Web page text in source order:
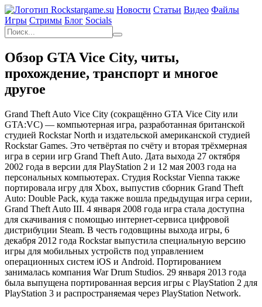
Новости Статьи Видео Файлы
Игры Cтримы Блог Socials
Обзор GTA Vice City, читы,
прохождение, транспорт и многое
другое
Grand Theft Auto Vice City (сокращённо GTA Vice City или
GTA:VC) — компьютерная игра, разработанная британской
студией Rockstar North и издательской американской студией
Rockstar Games. Это четвёртая по счёту и вторая трёхмерная
игра в серии игр Grand Theft Auto. Дата выхода 27 октября
2002 года в версии для PlayStation 2 и 12 мая 2003 года на
персональных компьютерах. Студия Rockstar Vienna также
портировала игру для Xbox, выпустив сборник Grand Theft
Auto: Double Pack, куда также вошла предыдущая игра серии,
Grand Theft Auto III. 4 января 2008 года игра стала доступна
для скачивания с помощью интернет-сервиса цифровой
дистрибуции Steam. В честь годовщины выхода игры, 6
декабря 2012 года Rockstar выпустила специальную версию
игры для мобильных устройств под управлением
операционных систем iOS и Android. Портированием
занималась компания War Drum Studios. 29 января 2013 года
была выпущена портированная версия игры с PlayStation 2 для
PlayStation 3 и распространяемая через PlayStation Network.